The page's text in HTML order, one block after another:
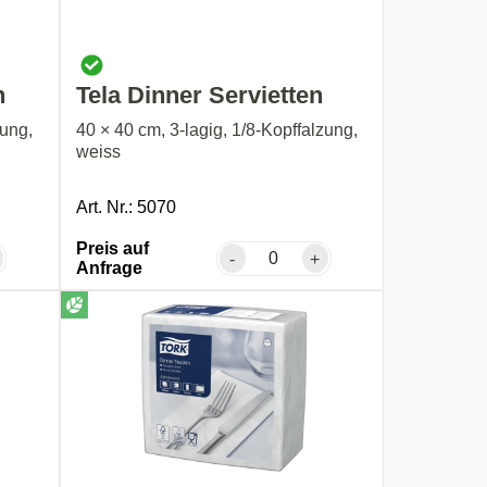
Tela Dinner Servietten
40 × 40 cm, 3-lagig, 1/8-Kopffalzung,
weiss
Art. Nr.: 5070
Preis auf
Anfrage
- +